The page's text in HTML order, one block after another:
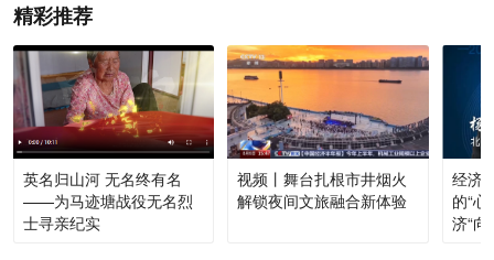
精彩推荐
英名归山河 无名终有名
——为马迹塘战役无名烈
士寻亲纪实
视频丨舞台扎根市井烟火
解锁夜间文旅融合新体验
经济
的“心
济“向